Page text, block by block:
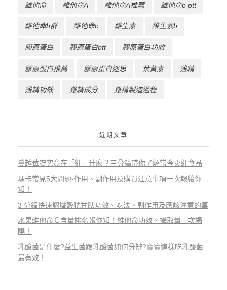
維他命 維他命A 維他命A推薦 維他命b ptt
維他命b群 維他命c 維生素 維生素b
膠原蛋白 膠原蛋白ptt 膠原蛋白功效
膠原蛋白推薦 膠原蛋白迷思 葉黃素 雞精
雞精功效 雞精成分 雞精製造過程
近期文章
蔓越莓錠究竟在「紅」什麼？三分鐘帶你了解當今火紅食品
瑪卡常見5大問題-作用、副作用及購買注意事項一次報給你
知！
3 分鐘快速認識穀胱甘肽功效、吃法、副作用及應該注意的事
水果維他命Ｃ含量排名報你知！維他命功效、攝取量一次揭
曉！
乳酸菌是什麼?益生菌跟乳酸菌如何分辨?寶寶這樣吃乳酸菌
最有效！